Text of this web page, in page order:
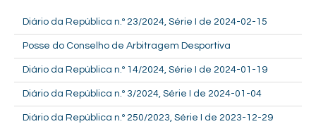
Diário da República n.º 23/2024, Série I de 2024-02-15
Posse do Conselho de Arbitragem Desportiva
Diário da República n.º 14/2024, Série I de 2024-01-19
Diário da República n.º 3/2024, Série I de 2024-01-04
Diário da República n.º 250/2023, Série I de 2023-12-29